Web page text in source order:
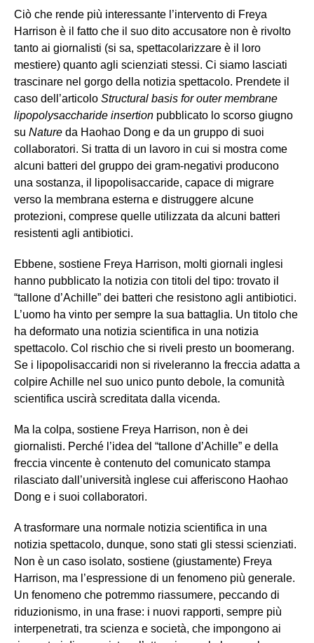
Ciò che rende più interessante l’intervento di Freya
Harrison è il fatto che il suo dito accusatore non è rivolto
tanto ai giornalisti (si sa, spettacolarizzare è il loro
mestiere) quanto agli scienziati stessi. Ci siamo lasciati
trascinare nel gorgo della notizia spettacolo. Prendete il
caso dell’articolo Structural basis for outer membrane
lipopolysaccharide insertion pubblicato lo scorso giugno
su Nature da Haohao Dong e da un gruppo di suoi
collaboratori. Si tratta di un lavoro in cui si mostra come
alcuni batteri del gruppo dei gram-negativi producono
una sostanza, il lipopolisaccaride, capace di migrare
verso la membrana esterna e distruggere alcune
protezioni, comprese quelle utilizzata da alcuni batteri
resistenti agli antibiotici.
Ebbene, sostiene Freya Harrison, molti giornali inglesi
hanno pubblicato la notizia con titoli del tipo: trovato il
“tallone d’Achille” dei batteri che resistono agli antibiotici.
L’uomo ha vinto per sempre la sua battaglia. Un titolo che
ha deformato una notizia scientifica in una notizia
spettacolo. Col rischio che si riveli presto un boomerang.
Se i lipopolisaccaridi non si riveleranno la freccia adatta a
colpire Achille nel suo unico punto debole, la comunità
scientifica uscirà screditata dalla vicenda.
Ma la colpa, sostiene Freya Harrison, non è dei
giornalisti. Perché l’idea del “tallone d’Achille” e della
freccia vincente è contenuto del comunicato stampa
rilasciato dall’università inglese cui afferiscono Haohao
Dong e i suoi collaboratori.
A trasformare una normale notizia scientifica in una
notizia spettacolo, dunque, sono stati gli stessi scienziati.
Non è un caso isolato, sostiene (giustamente) Freya
Harrison, ma l’espressione di un fenomeno più generale.
Un fenomeno che potremmo riassumere, peccando di
riduzionismo, in una frase: i nuovi rapporti, sempre più
interpenetrati, tra scienza e società, che impongono ai